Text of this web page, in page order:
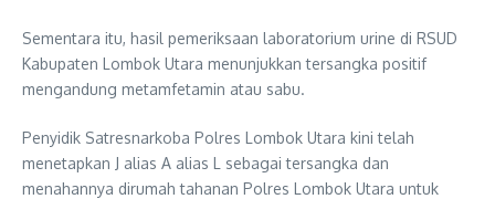
Sementara itu, hasil pemeriksaan laboratorium urine di RSUD
Kabupaten Lombok Utara menunjukkan tersangka positif
mengandung metamfetamin atau sabu.
Penyidik Satresnarkoba Polres Lombok Utara kini telah
menetapkan J alias A alias L sebagai tersangka dan
menahannya dirumah tahanan Polres Lombok Utara untuk